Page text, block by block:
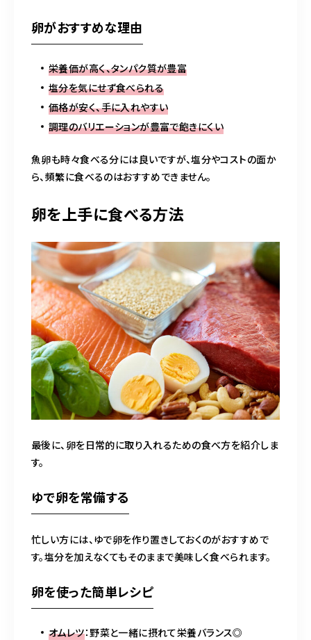
卵がおすすめな理由
栄養価が高く、タンパク質が豊富
塩分を気にせず食べられる
価格が安く、手に入れやすい
調理のバリエーションが豊富で飽きにくい
魚卵も時々食べる分には良いですが、塩分やコストの面か
ら、頻繁に食べるのはおすすめできません。
卵を上手に食べる方法
最後に、卵を日常的に取り入れるための食べ方を紹介しま
す。
ゆで卵を常備する
忙しい方には、ゆで卵を作り置きしておくのがおすすめで
す。塩分を加えなくてもそのままで美味しく食べられます。
卵を使った簡単レシピ
オムレツ：野菜と一緒に摂れて栄養バランス◎